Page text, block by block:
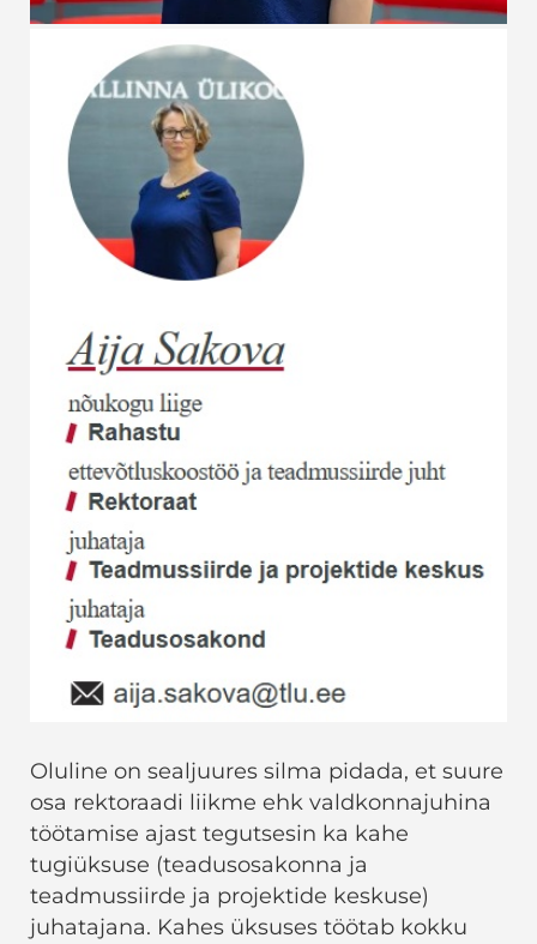
Oluline on sealjuures silma pidada, et suure
osa rektoraadi liikme ehk valdkonnajuhina
töötamise ajast tegutsesin ka kahe
tugiüksuse (teadusosakonna ja
teadmussiirde ja projektide keskuse)
juhatajana. Kahes üksuses töötab kokku